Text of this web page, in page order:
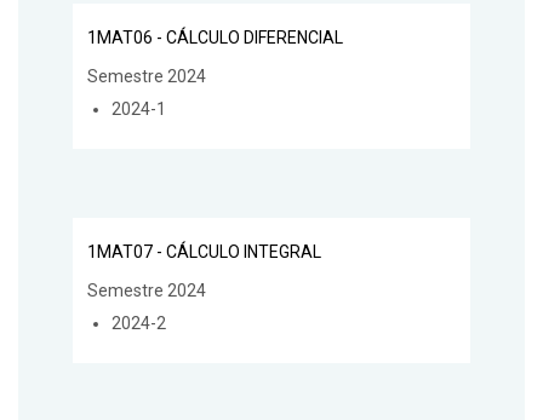
1MAT06 - CÁLCULO DIFERENCIAL
Semestre 2024
2024-1
1MAT07 - CÁLCULO INTEGRAL
Semestre 2024
2024-2